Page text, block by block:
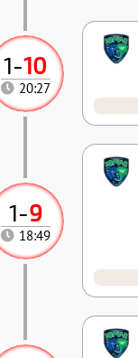
1-9
18:49
1-10
20:27